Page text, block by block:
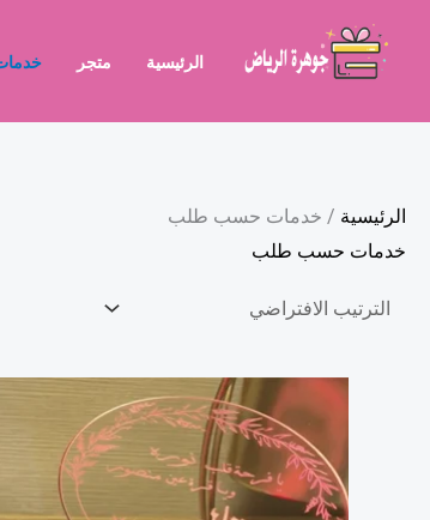
المحتوى
الرئيسية متجر
الرئيسية / خدمات حسب طلب
خدمات حسب طلب